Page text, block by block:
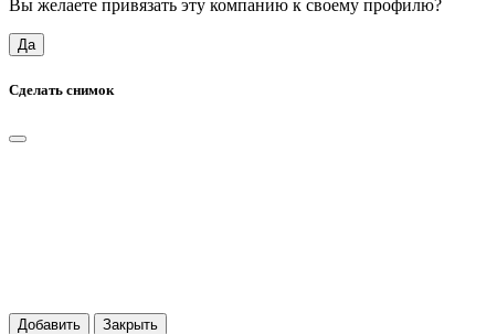
Вы желаете привязать эту компанию к своему профилю?
Да
Сделать снимок
Добавить Закрыть